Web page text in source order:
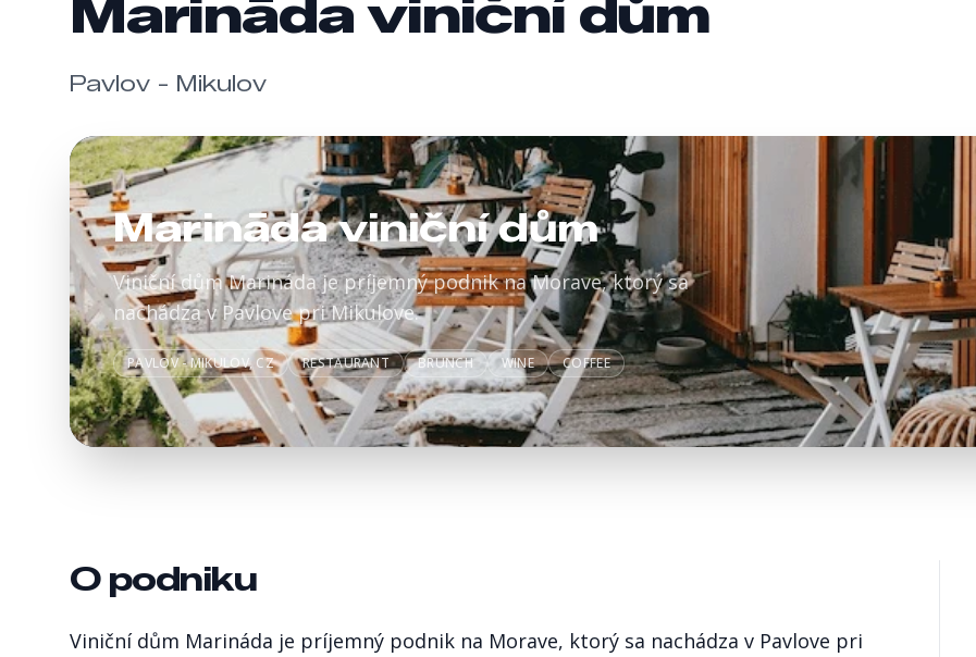
Marināda viniční dům
Pavlov - Mikulov
Marināda viniční dům
Viniční dům Marináda je príjemný podnik na Morave, ktorý sa
nachádza v Pavlove pri Mikulove.
PAVLOV - MIKULOV, CZ RESTAURANT BRUNCH WINE COFFEE
O podniku
Viniční dům Marináda je príjemný podnik na Morave, ktorý sa nachádza v Pavlove pri